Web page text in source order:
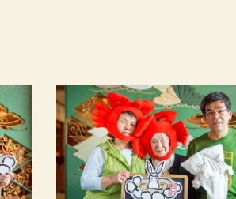
日付未定
泊数